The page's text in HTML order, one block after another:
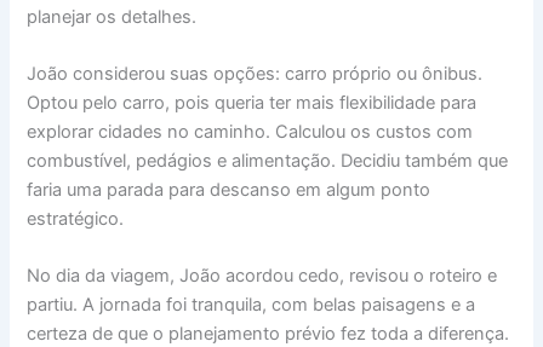
planejar os detalhes.
João considerou suas opções: carro próprio ou ônibus.
Optou pelo carro, pois queria ter mais flexibilidade para
explorar cidades no caminho. Calculou os custos com
combustível, pedágios e alimentação. Decidiu também que
faria uma parada para descanso em algum ponto
estratégico.
No dia da viagem, João acordou cedo, revisou o roteiro e
partiu. A jornada foi tranquila, com belas paisagens e a
certeza de que o planejamento prévio fez toda a diferença.